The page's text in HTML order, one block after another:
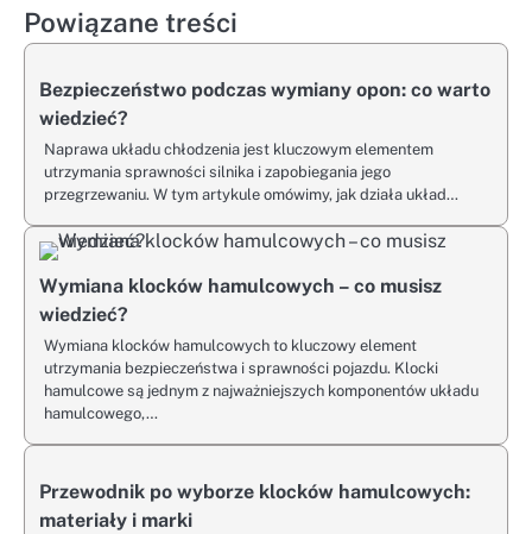
Powiązane treści
Bezpieczeństwo podczas wymiany opon: co warto
wiedzieć?
Naprawa układu chłodzenia jest kluczowym elementem
utrzymania sprawności silnika i zapobiegania jego
przegrzewaniu. W tym artykule omówimy, jak działa układ…
Wymiana klocków hamulcowych – co musisz
wiedzieć?
Wymiana klocków hamulcowych to kluczowy element
utrzymania bezpieczeństwa i sprawności pojazdu. Klocki
hamulcowe są jednym z najważniejszych komponentów układu
hamulcowego,…
Przewodnik po wyborze klocków hamulcowych:
materiały i marki